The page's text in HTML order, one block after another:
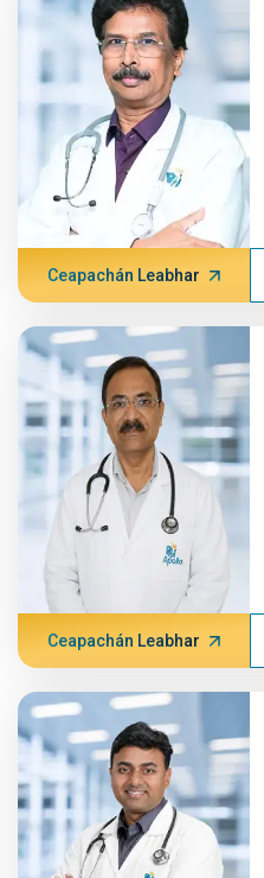
Ceapachán Leabhar
Ceapachán Leabhar